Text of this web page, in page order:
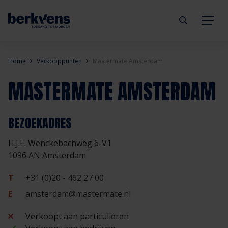
Deuren
Hang- & sluitwerk
Diensten
Eengezinswoning
Utiliteitsgebouw
Prefab woning
Aannemer
Projectontwikkelaar
Handelspartner
Inbraakwerend
Geluidwerend
Rookwerend
mijndeur.nl
Inspiratie
Verkooppunten
Blog
Duurzaamheid
GND Garantiedeuren
Home Verkooppunten Mastermate Amsterdam
MASTERMATE AMSTERDAM
BEZOEKADRES
H.J.E. Wenckebachweg 6-V1
1096 AN Amsterdam
T
+31 (0)20 - 462 27 00
E
amsterdam@mastermate.nl
Verkoopt aan particulieren